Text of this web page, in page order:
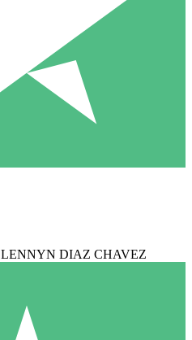
LENNYN DIAZ CHAVEZ